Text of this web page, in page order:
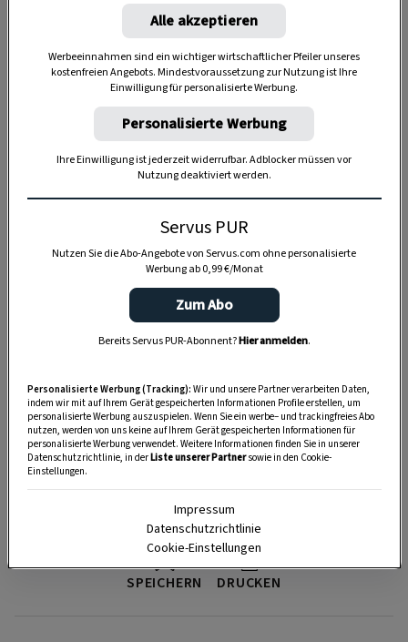
SPEICHERN DRUCKEN
Alle akzeptieren
Werbeeinnahmen sind ein wichtiger wirtschaftlicher Pfeiler unseres
kostenfreien Angebots. Mindestvoraussetzung zur Nutzung ist Ihre
Einwilligung für personalisierte Werbung.
Personalisierte Werbung
Ihre Einwilligung ist jederzeit widerrufbar. Adblocker müssen vor
Nutzung deaktiviert werden.
Servus PUR
Nutzen Sie die Abo-Angebote von Servus.com ohne personalisierte
Werbung ab 0,99 €/Monat
Zum Abo
Bereits Servus PUR-Abonnent?Hier anmelden.
Personalisierte Werbung (Tracking): Wir und unsere Partner verarbeiten Daten,
indem wir mit auf Ihrem Gerät gespeicherten Informationen Profile erstellen, um
personalisierte Werbung auszuspielen. Wenn Sie ein werbe– und trackingfreies Abo
nutzen, werden von uns keine auf Ihrem Gerät gespeicherten Informationen für
personalisierte Werbung verwendet. Weitere Informationen finden Sie in unserer
Datenschutzrichtlinie, in derListe unserer Partnersowie in den Cookie-
Einstellungen.
Impressum
Datenschutzrichtlinie
Cookie-Einstellungen